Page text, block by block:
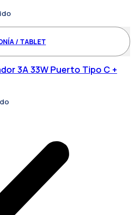
/ TABLET
3A 33W Puerto Tipo C +